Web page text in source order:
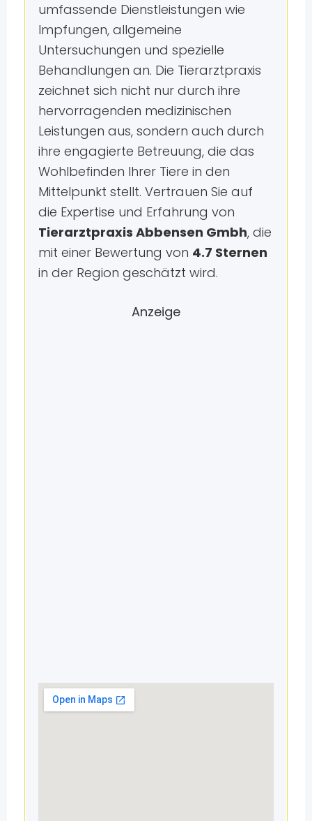
umfassende Dienstleistungen wie
Impfungen, allgemeine
Untersuchungen und spezielle
Behandlungen an. Die Tierarztpraxis
zeichnet sich nicht nur durch ihre
hervorragenden medizinischen
Leistungen aus, sondern auch durch
ihre engagierte Betreuung, die das
Wohlbefinden Ihrer Tiere in den
Mittelpunkt stellt. Vertrauen Sie auf
die Expertise und Erfahrung von
Tierarztpraxis Abbensen Gmbh, die
mit einer Bewertung von 4.7 Sternen
in der Region geschätzt wird.
Anzeige